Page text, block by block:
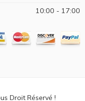
10:00 - 17:00
Droit Réservé !